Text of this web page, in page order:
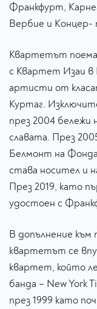
Франкфурт,
Вербие и Концер-
Квартетът поема
с Квартет Изаи в
артисти от
Куртаг.
през 2004 бележи
славата. През
Белмонт на
става носител и
През 2019, като
удостоен с
В допълнение
квартетът се
квартет, който
банда – New York
през 1999 като